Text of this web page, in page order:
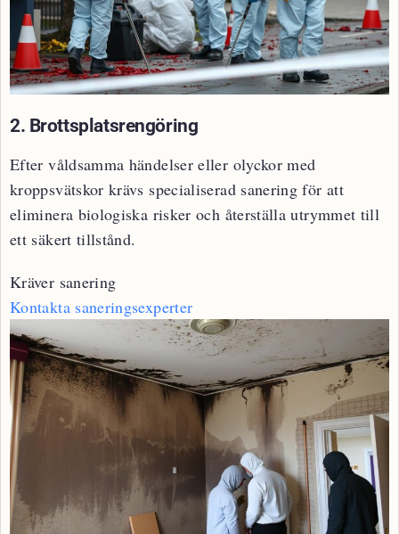
2. Brottsplatsrengöring
Efter våldsamma händelser eller olyckor med
kroppsvätskor krävs specialiserad sanering för att
eliminera biologiska risker och återställa utrymmet till
ett säkert tillstånd.
Kräver sanering
Kontakta saneringsexperter